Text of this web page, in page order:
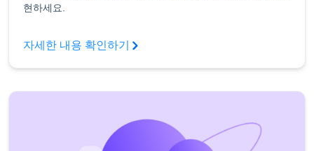
현하세요.
자세한 내용 확인하기